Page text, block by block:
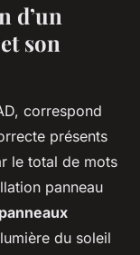
d’un
son
correspond
présents
le total de mots
panneau
du soleil